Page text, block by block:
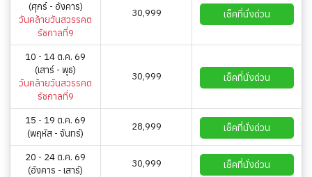
(ศุกร์ - อังคาร)
วันคล้ายวันสวรรคต
รัชกาลที่9
30,999 เช็คที่นั่งด่วน
10 - 14 ต.ค. 69
(เสาร์ - พุธ)
วันคล้ายวันสวรรคต
รัชกาลที่9
30,999 เช็คที่นั่งด่วน
15 - 19 ต.ค. 69
(พฤหัส - จันทร์)
28,999 เช็คที่นั่งด่วน
20 - 24 ต.ค. 69
(อังคาร - เสาร์)
30,999 เช็คที่นั่งด่วน